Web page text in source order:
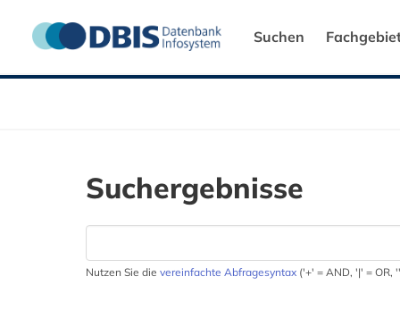
Suchen
Suchergebnisse
Nutzen Sie die vereinfachte Abfragesyntax ('+' = AND, '|' = OR,